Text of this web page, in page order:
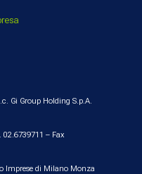
Gi Group Holding S.p.A.
02.6739711 – Fax
Imprese di Milano Monza